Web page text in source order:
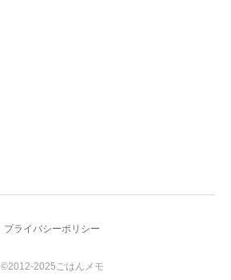
プライバシーポリシー
©2012-2025ごはんメモ